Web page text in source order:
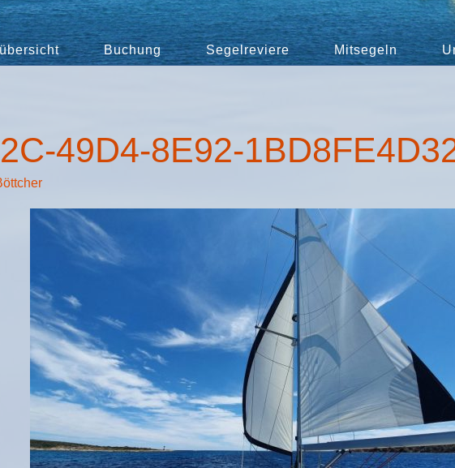
Buchung Segelreviere Mitsegeln
49D4-8E92-